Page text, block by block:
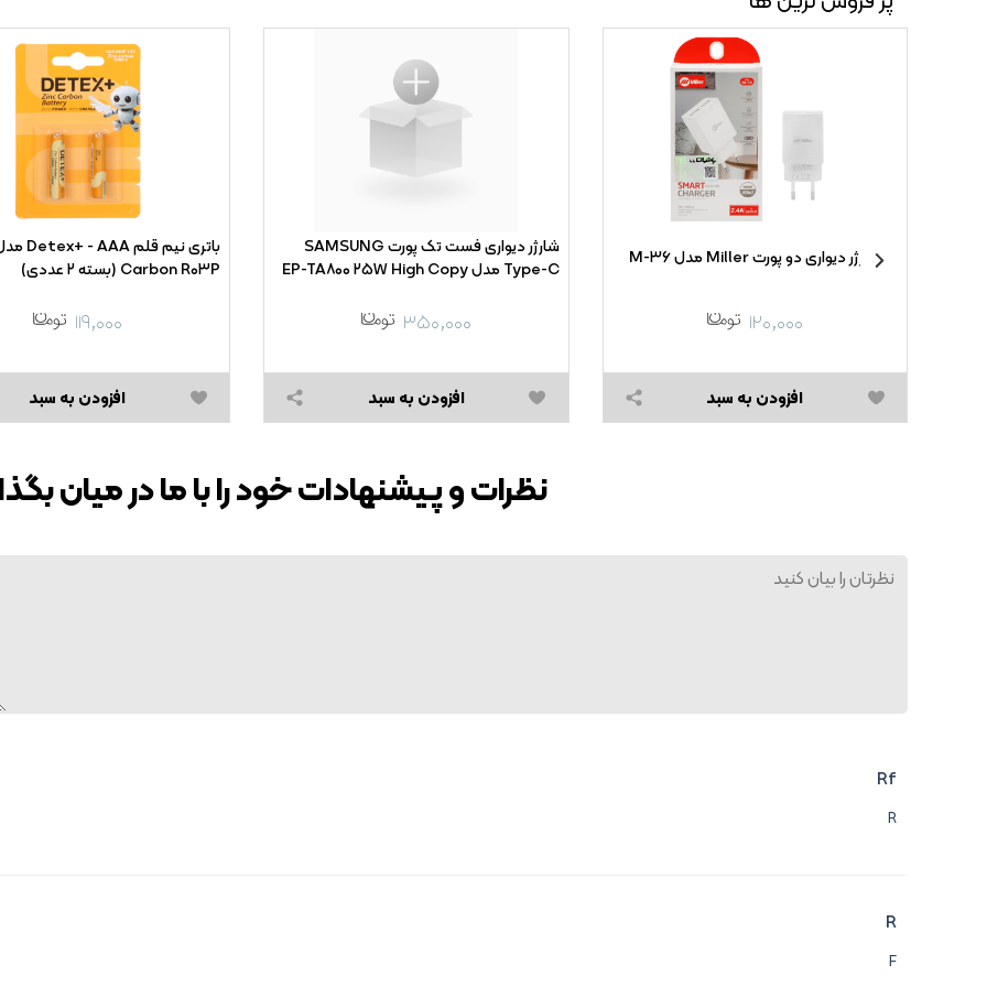
شارژر دیواری دو پورت Miller مدل M-۳۶
۱۲۰,۰۰۰
افزودن به سبد
شارژر دیواری فست تک پورت SAMSUNG
Type-C مدل EP-TA۸۰۰ ۲۵W High Copy
۳۵۰,۰۰۰
افزودن به سبد
Carbon R۰۳P (بسته ۲ عددی)
۱۱۹,۰۰۰
افزودن به سبد
نظرات و پیشنهادات خود را با ما در میان
Rf
R
R
F